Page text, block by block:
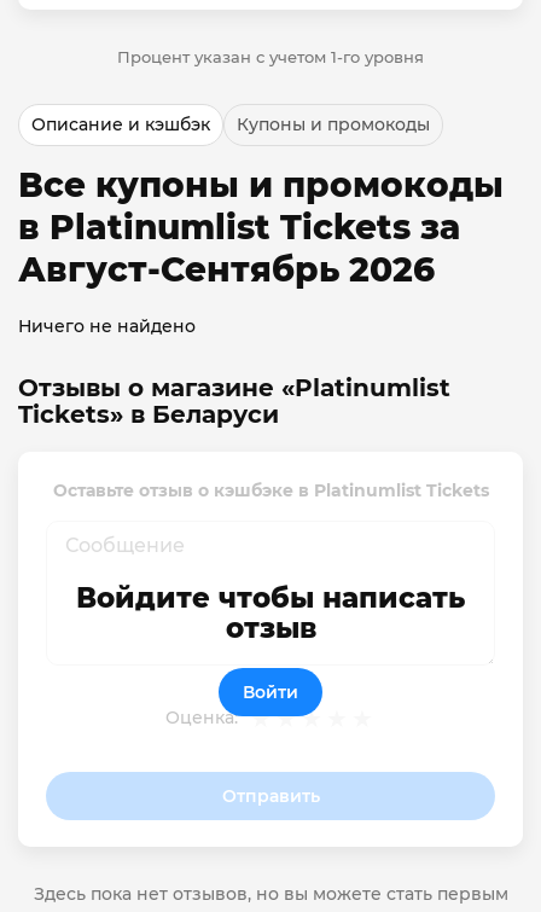
Процент указан с учетом 1-го уровня
Описание и кэшбэк Купоны и промокоды
Все купоны и промокоды
в Platinumlist Tickets за
Август-Сентябрь 2026
Ничего не найдено
Отзывы о магазине «Platinumlist
Tickets» в Беларуси
Оставьте отзыв о кэшбэке в Platinumlist Tickets
Оценка:
Отправить
Войдите чтобы написать
отзыв
Войти
Здесь пока нет отзывов, но вы можете стать первым